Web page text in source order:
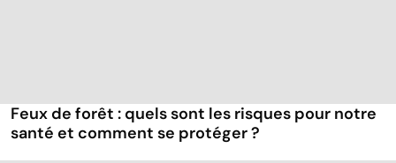
Feux de forêt : quels sont les risques pour notre
santé et comment se protéger ?